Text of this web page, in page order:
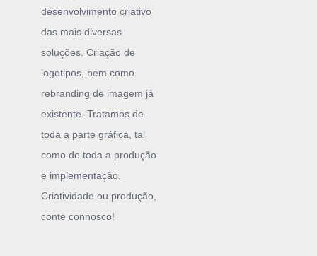
desenvolvimento criativo
das mais diversas
soluções. Criação de
logotipos, bem como
rebranding de imagem já
existente. Tratamos de
toda a parte gráfica, tal
como de toda a produção
e implementação.
Criatividade ou produção,
conte connosco!